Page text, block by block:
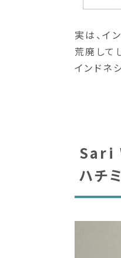
実は、イ
荒廃して
インドネ
Sari
ハチ